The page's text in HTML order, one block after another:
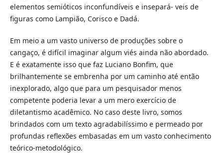
elementos semióticos inconfundíveis e insepará- veis de
figuras como Lampião, Corisco e Dadá.
Em meio a um vasto universo de produções sobre o
cangaço, é difícil imaginar algum viés ainda não abordado.
E é exatamente isso que faz Luciano Bonfim, que
brilhantemente se embrenha por um caminho até então
inexplorado, algo que para um pesquisador menos
competente poderia levar a um mero exercício de
diletantismo acadêmico. No caso deste livro, somos
brindados com um texto agradabilíssimo e permeado por
profundas reflexões embasadas em um vasto conhecimento
teórico-metodológico.